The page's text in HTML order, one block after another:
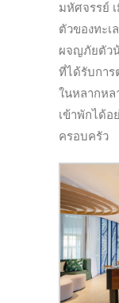
มหัศจรรย์
ตัวของทะเ
ผจญภัยตัว
ที่ได้รับการ
ในหลากห
เข้าพักได้อ
ครอบครัว